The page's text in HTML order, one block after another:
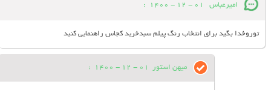
امیرعباس 01 - 12 - 1400
:
توروخدا بگید برای انتخاب رنگ پیلم سبدخرید کجاس راهنمایی کنید
میهن استور 01 - 12 - 1400
: